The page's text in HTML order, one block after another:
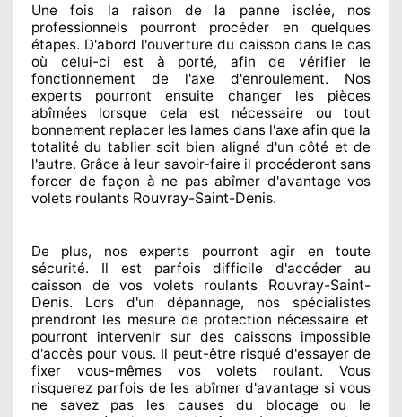
Une fois la raison de la panne isolée, nos
professionnels pourront procéder
en quelques
étapes. D'abord l'ouverture du caisson dans le cas
où celui-ci est à porté, afin de vérifier le
fonctionnement de l'axe d'enroulement. Nos
experts pourront ensuite changerles pièces
abîmées lorsque cela est nécessaire ou tout
bonnement replacer les lames dans l'axe afin que la
totalité du tablier soit bien aligné d'un côté et de
l'autre. Grâce à leur savoir-faireil procéderont sans
forcer de façon à ne pas abîmer d'avantage vos
volets roulants Rouvray-Saint-Denis.
De plus, nos experts pourront agir en toute
sécurité. Il est parfois difficile d'accéder au
caisson de vos volets roulants Rouvray-Saint-
Denis. Lors d'un dépannage, nos spécialistes
prendront les mesure de protection nécessaire et
pourront intervenir sur des caissons impossible
d'accès pour vous. Il peut-être risquéd'essayer de
fixer vous-mêmes vos volets roulant. Vous
risquerez parfois de les abîmerd'avantage si vous
ne savezpas les causes du blocage ou le